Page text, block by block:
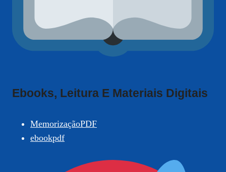
Ebooks, Leitura E Materiais Digitais
MemorizaçãoPDF
ebookpdf